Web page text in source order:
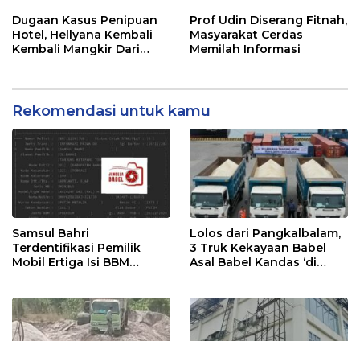
Pangkalpinang
Dugaan Kasus Penipuan
Hotel, Hellyana Kembali
Kembali Mangkir Dari
Prof Udin Diserang Fitnah,
Masyarakat Cerdas
Memilah Informasi
Rekomendasi untuk kamu
Samsul Bahri
Terdentifikasi Pemilik
Mobil Ertiga Isi BBM
Lolos dari Pangkalbalam,
3 Truk Kekayaan Babel
Asal Babel Kandas ‘di